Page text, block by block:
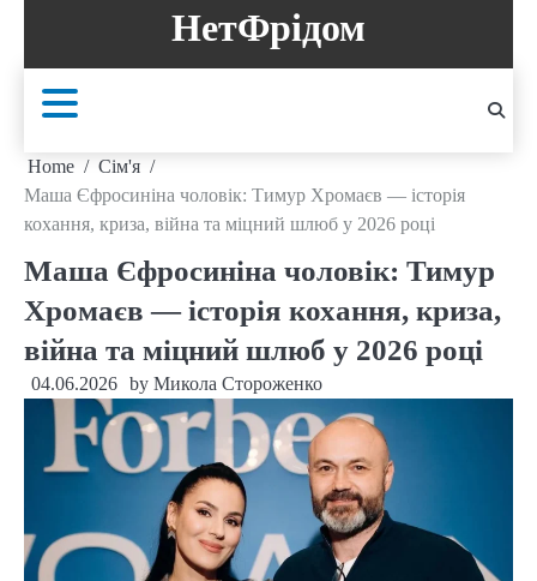
content
НетФрідом
Home
Сім'я
Маша Єфросиніна чоловік: Тимур Хромаєв — історія
кохання, криза, війна та міцний шлюб у 2026 році
Маша Єфросиніна чоловік: Тимур
Хромаєв — історія кохання, криза,
війна та міцний шлюб у 2026 році
04.06.2026 by Микола Стороженко